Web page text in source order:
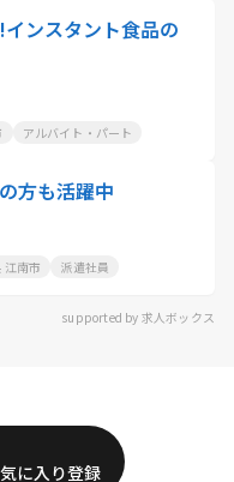
ンスタント食品の
アルバイト・パート
方も活躍中
江南市 派遣社員
supported by 求人ボックス
に入り登録